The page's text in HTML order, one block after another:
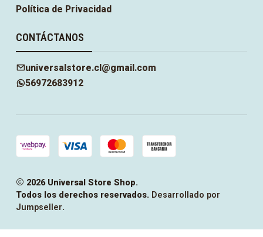
Política de Privacidad
CONTÁCTANOS
universalstore.cl@gmail.com
56972683912
2026 Universal Store Shop.
Todos los derechos reservados. Desarrollado por
Jumpseller.